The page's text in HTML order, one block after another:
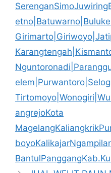
angrejoKota